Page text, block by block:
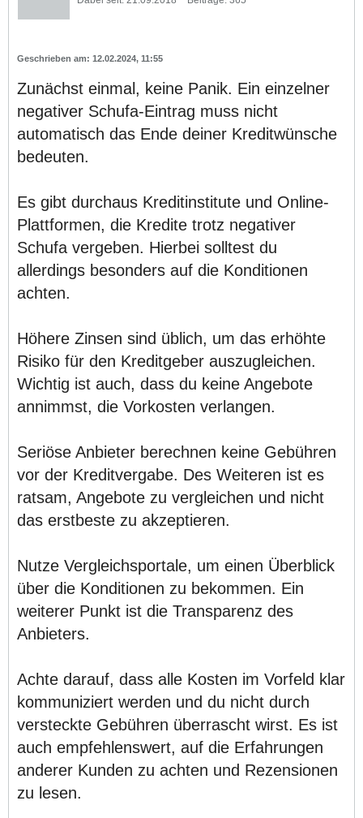
12.02.2024, 11:55
Zunächst einmal, keine Panik. Ein einzelner
negativer Schufa-Eintrag muss nicht
automatisch das Ende deiner Kreditwünsche
bedeuten.
Es gibt durchaus Kreditinstitute und Online-
Plattformen, die Kredite trotz negativer
Schufa vergeben. Hierbei solltest du
allerdings besonders auf die Konditionen
achten.
Höhere Zinsen sind üblich, um das erhöhte
Risiko für den Kreditgeber auszugleichen.
Wichtig ist auch, dass du keine Angebote
annimmst, die Vorkosten verlangen.
Seriöse Anbieter berechnen keine Gebühren
vor der Kreditvergabe. Des Weiteren ist es
ratsam, Angebote zu vergleichen und nicht
das erstbeste zu akzeptieren.
Nutze Vergleichsportale, um einen Überblick
über die Konditionen zu bekommen. Ein
weiterer Punkt ist die Transparenz des
Anbieters.
Achte darauf, dass alle Kosten im Vorfeld klar
kommuniziert werden und du nicht durch
versteckte Gebühren überrascht wirst. Es ist
auch empfehlenswert, auf die Erfahrungen
anderer Kunden zu achten und Rezensionen
zu lesen.